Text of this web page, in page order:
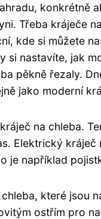
konkrétně
Třeba kráječe
kde si můžete
si nastavíte, jak
pěkně řezaly.
jako moderní
na chleba.
Elektrický
je například
které jsou
ostřím pro